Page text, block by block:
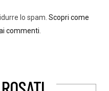
lo spam. Scopri come
commenti